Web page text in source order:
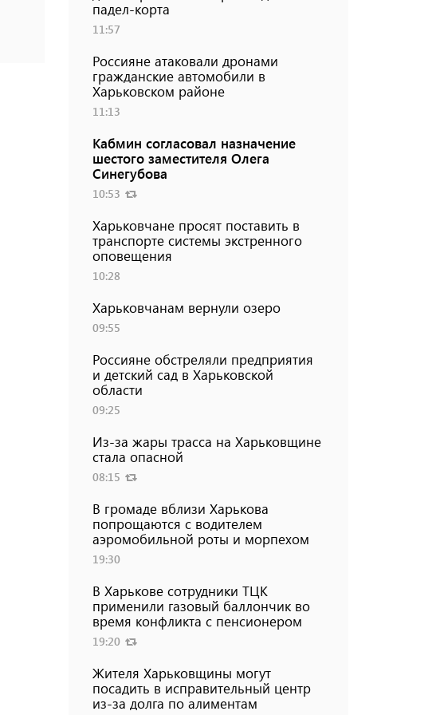
падел-корта
11:57
Россияне атаковали дронами
гражданские автомобили в
Харьковском районе
11:13
Кабмин согласовал назначение
шестого заместителя Олега
Синегубова
10:53
Харьковчане просят поставить в
транспорте системы экстренного
оповещения
10:28
Харьковчанам вернули озеро
09:55
Россияне обстреляли предприятия
и детский сад в Харьковской
области
09:25
Из-за жары трасса на Харьковщине
стала опасной
08:15
В громаде вблизи Харькова
попрощаются с водителем
аэромобильной роты и морпехом
19:30
В Харькове сотрудники ТЦК
применили газовый баллончик во
время конфликта с пенсионером
19:20
Жителя Харьковщины могут
посадить в исправительный центр
из-за долга по алиментам